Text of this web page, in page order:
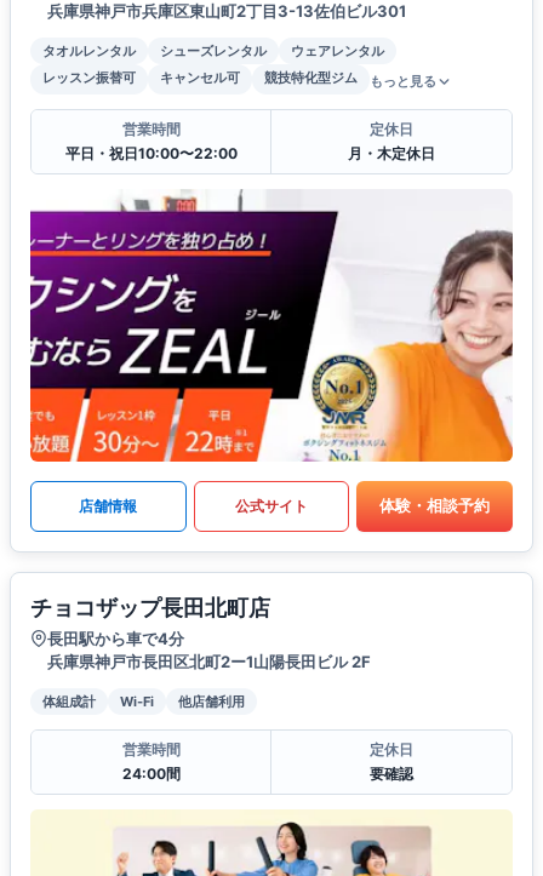
兵庫県神戸市兵庫区東山町2丁目3-13佐伯ビル301
タオルレンタル シューズレンタル
ウェアレンタル
レッスン振替可
キャンセル可 競技特化型ジム もっと見る
営業時間
平日・祝日10:00〜22:00
定休日
月・木定休日
店舗情報 公式サイト 体験・相談予約
チョコザップ長田北町店
長田駅から車で4分
兵庫県神戸市長田区北町2ー1山陽長田ビル 2F
体組成計 Wi-Fi 他店舗利用
営業時間
24:00間
定休日
要確認